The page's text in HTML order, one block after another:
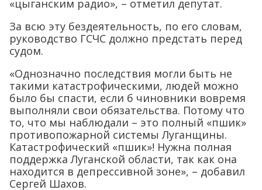
«цыганским радио», – отметил депутат.
За всю эту бездеятельность, по его словам,
руководство ГСЧС должно предстать перед
судом.
«Однозначно последствия могли быть не
такими катастрофическими, людей можно
было бы спасти, если б чиновники вовремя
выполняли свои обязательства. Потому что
то, что мы наблюдали – это полный «пшик»
противопожарной системы Луганщины.
Катастрофический «пшик»! Нужна полная
поддержка Луганской области, так как она
находится в депрессивной зоне», – добавил
Сергей Шахов.